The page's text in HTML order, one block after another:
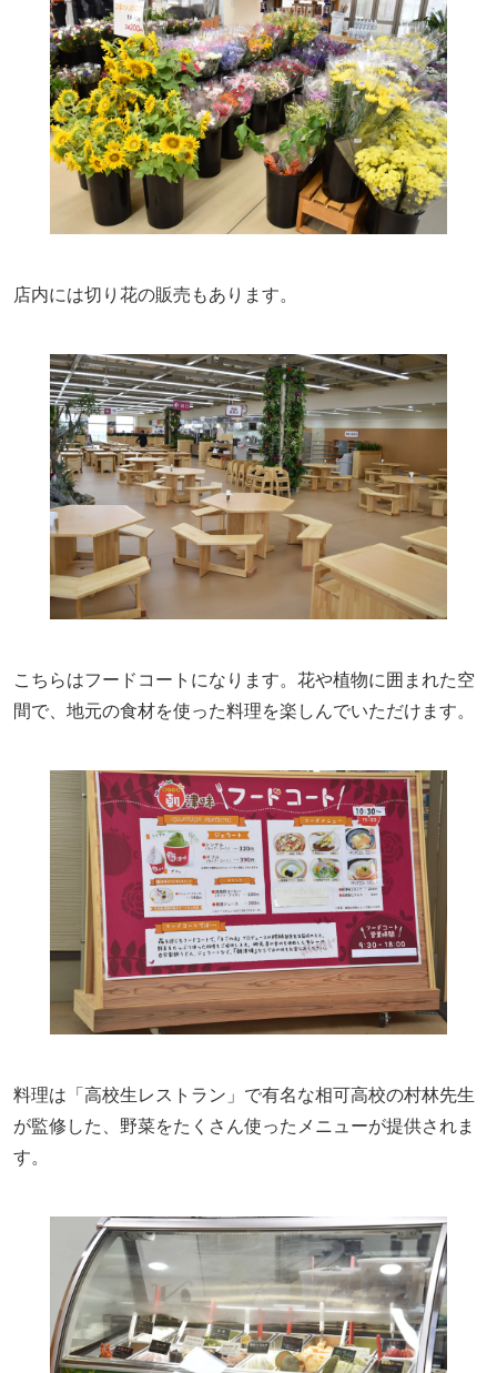
店内には切り花の販売もあります。
こちらはフードコートになります。花や植物に囲まれた空
間で、地元の食材を使った料理を楽しんでいただけます。
料理は「高校生レストラン」で有名な相可高校の村林先生
が監修した、野菜をたくさん使ったメニューが提供されま
す。